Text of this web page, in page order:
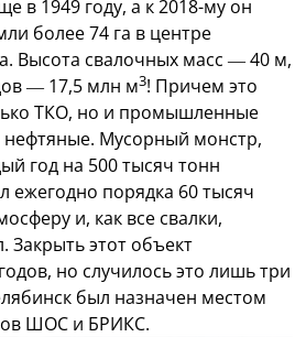
в 1949 году, а к 2018-му он
более 74 га в центре
Высота свалочных масс — 40 м,
— 17,5 млн м3! Причем это
ТКО, но и промышленные
нефтяные. Мусорный монстр,
год на 500 тысяч тонн
ежегодно порядка 60 тысяч
и, как все свалки,
Закрыть этот объект
но случилось это лишь три
был назначен местом
ШОС и БРИКС.